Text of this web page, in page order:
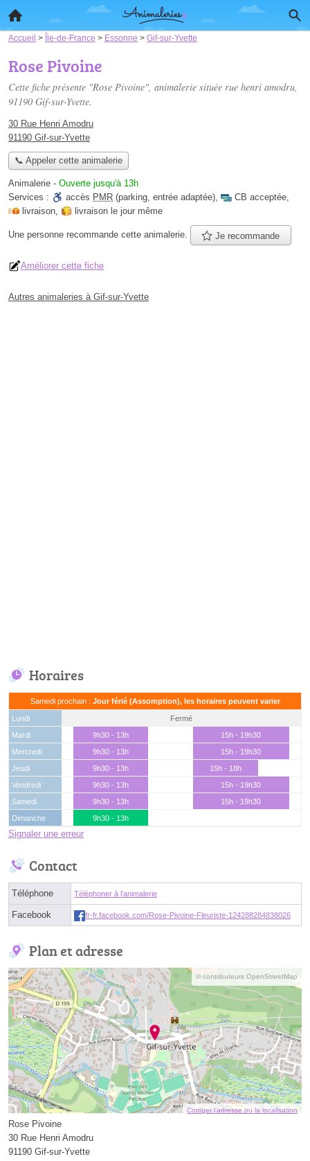
Accueil > Île-de-France > Essonne > Gif-sur-Yvette
Rose Pivoine
Cette fiche présente "Rose Pivoine", animalerie située rue henri amodru,
91190 Gif-sur-Yvette.
30 Rue Henri Amodru
91190 Gif-sur-Yvette
📞 Appeler cette animalerie
Animalerie - Ouverte jusqu'à 13h
Services :
accès PMR (parking, entrée adaptée), CB acceptée,
livraison, livraison le jour même
Une personne recommande cette animalerie. Je recommande
Améliorer cette fiche
Autres animaleries à Gif-sur-Yvette
Horaires
Samedi prochain : Jour férié (Assomption), les horaires peuvent varier
Lundi
Fermé
Mardi
9h30 - 13h
15h - 19h30
Mercredi
9h30 - 13h
15h - 19h30
Jeudi
9h30 - 13h
15h - 18h
Vendredi
9h30 - 13h
15h - 19h30
Samedi
9h30 - 13h
15h - 19h30
Dimanche
9h30 - 13h
Signaler une erreur
Contact
Téléphone Téléphoner à l'animalerie
Facebook fr-fr.facebook.com/Rose-Pivoine-Fleuriste-124288284838026
Plan et adresse
© contributeurs OpenStreetMap
Corriger l’adresse ou la localisation
Rose Pivoine
30 Rue Henri Amodru
91190 Gif-sur-Yvette